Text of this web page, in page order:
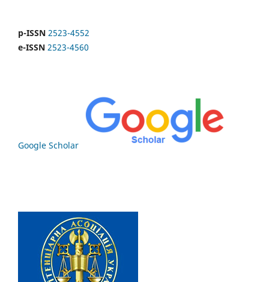
p-ISSN 2523-4552
e-ISSN 2523-4560
Google Scholar